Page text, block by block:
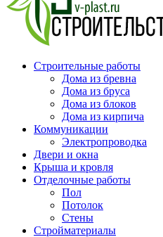
v-plast.ru Строительство и ремонт
Строительные работы
Дома из бревна
Дома из бруса
Дома из блоков
Дома из кирпича
Коммуникации
Электропроводка
Двери и окна
Крыша и кровля
Отделочные работы
Пол
Потолок
Стены
Стройматериалы